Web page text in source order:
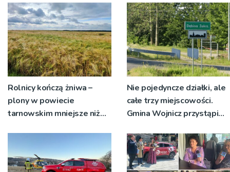
Rolnicy kończą żniwa –
plony w powiecie
tarnowskim mniejsze niż
Nie pojedyncze działki, ale
całe trzy miejscowości.
Gmina Wojnicz przystąpi
planistycznych